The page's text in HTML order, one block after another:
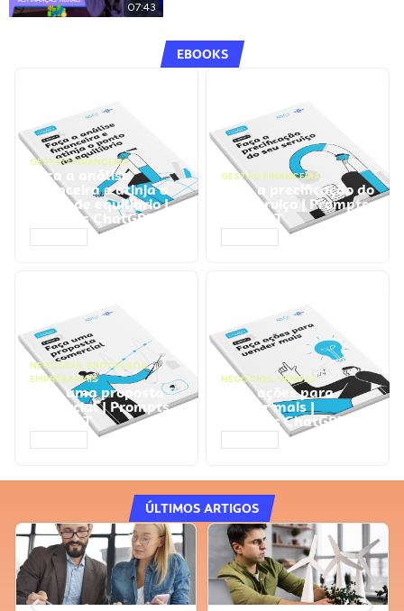
07:43
EBOOKS
GESTÃO FINANCEIRA
Faça a análise
financeira e atinja o
ponto de equilíbrio |
Prompts ChatGPT
GESTÃO FINANCEIRA
Faça a precificação do
seu serviço | Prompts
ChatGPT
NEGÓCIOS, PROCESSOS
EMPRESARIAIS
Faça uma proposta
comercial | Prompts
ChatGPT
NEGÓCIOS, VENDAS
Faça ações para
vender mais |
Prompts ChatGPT
ÚLTIMOS ARTIGOS